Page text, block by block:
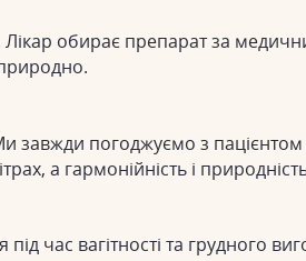
Лікар обирає препарат за
завжди погоджуємо з
а гармонійність і
час вагітності та грудного